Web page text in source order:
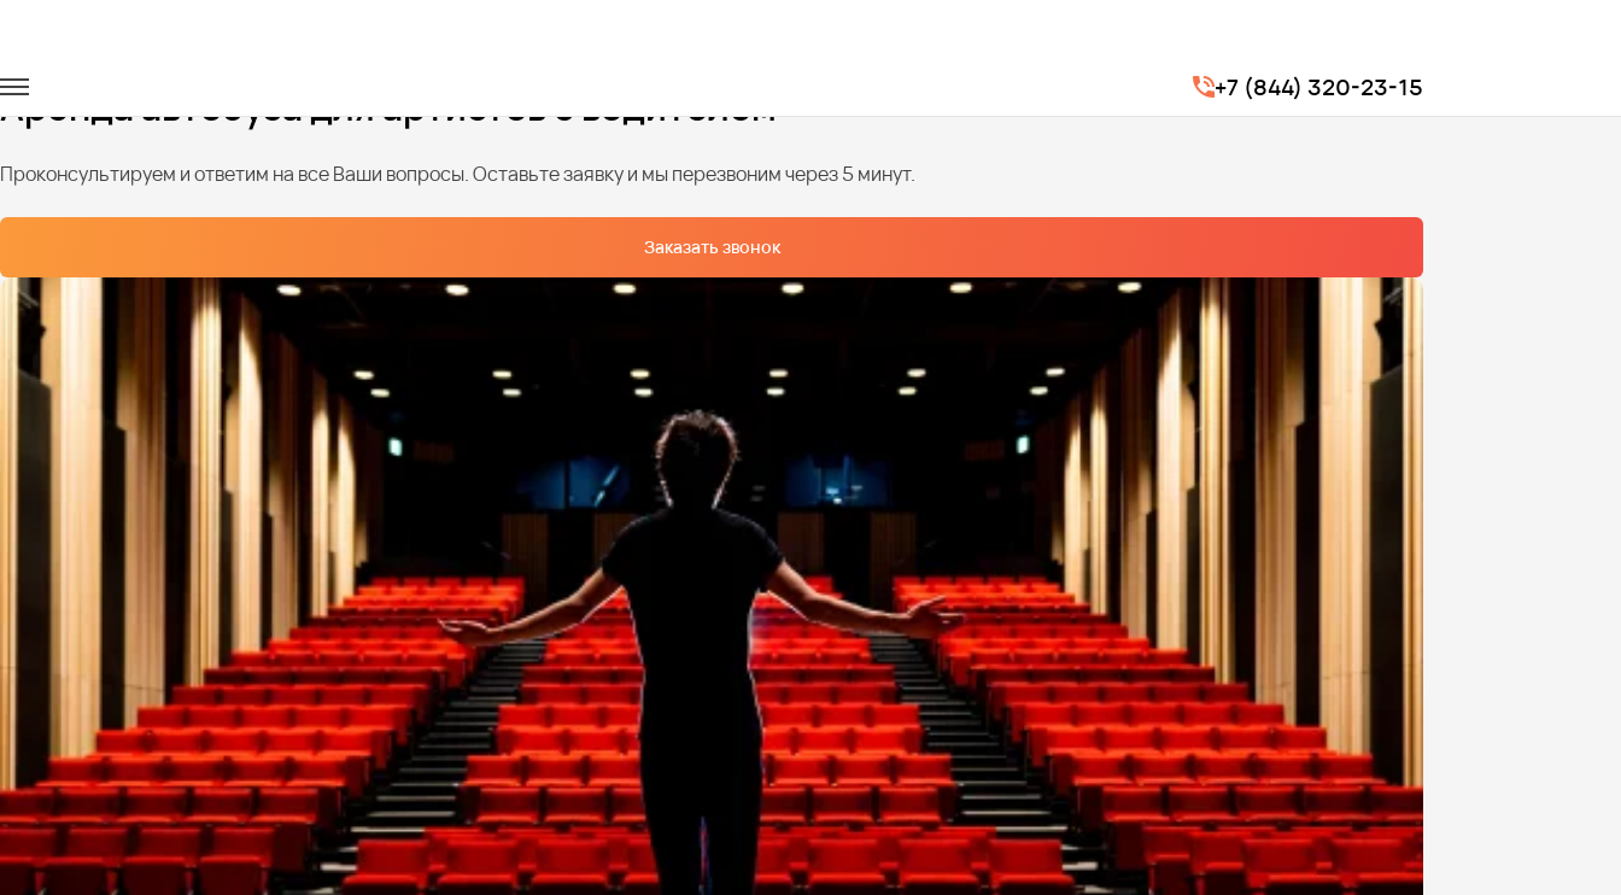
+7 (844) 320-23-15
Аренда автобуса для артистов с водителем
Проконсультируем и ответим на все Ваши вопросы. Оставьте заявку и мы перезвоним через 5 минут.
Заказать звонок